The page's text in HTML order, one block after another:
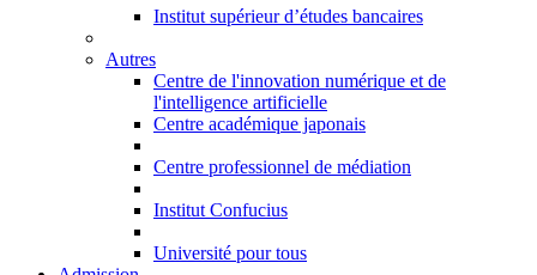
Institut supérieur d’études bancaires
Autres
Centre de l'innovation numérique et de
l'intelligence artificielle
Centre académique japonais
Centre professionnel de médiation
Institut Confucius
Université pour tous